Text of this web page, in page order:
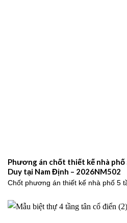
Phương án chốt thiết kế nhà
Duy tại Nam Định – 2026NM502
Chốt phương án thiết kế nhà phố 5